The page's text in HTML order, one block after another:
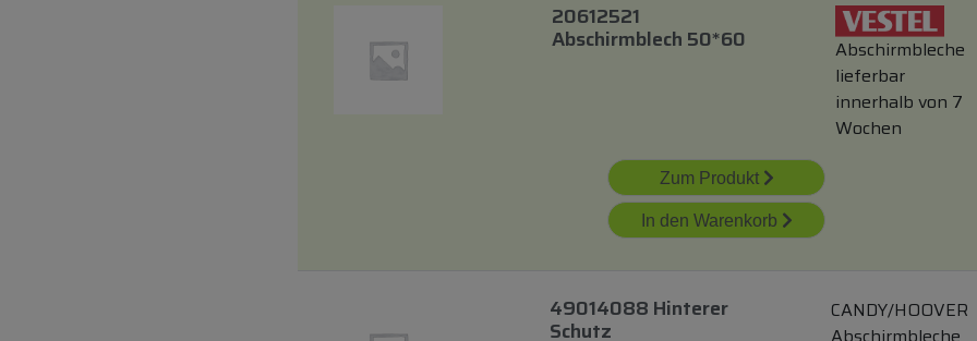
20612521
Abschirmblech 50*60
Abschirmbleche
lieferbar
innerhalb von 7
Wochen
Zum Produkt
In den Warenkorb
49014088 Hinterer
Schutz
CANDY/HOOVER